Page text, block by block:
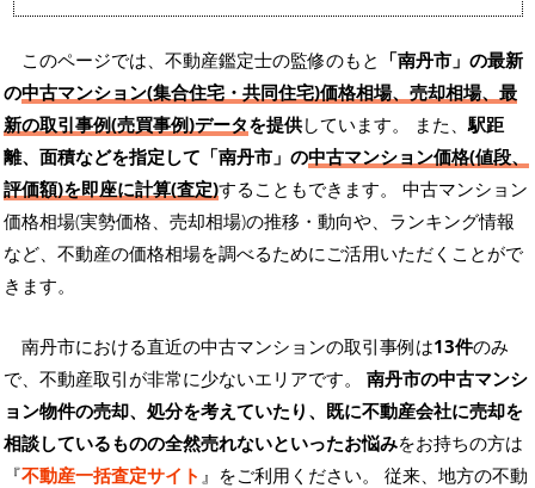
このページでは、不動産鑑定士の監修のもと 「南丹市」の最新
の中古マンション(集合住宅・共同住宅)価格相場、売却相場、最
新の取引事例(売買事例)データを提供しています。 また、 駅距
離、面積などを指定して「南丹市」の中古マンション価格(値段、
評価額)を即座に計算(査定)することもできます。 中古マンション
価格相場(実勢価格、売却相場)の推移・動向や、ランキング情報
など、不動産の価格相場を調べるためにご活用いただくことがで
きます。
南丹市における直近の中古マンションの取引事例は13件のみ
で、不動産取引が非常に少ないエリアです。 南丹市の中古マンシ
ョン物件の売却、処分を考えていたり、既に不動産会社に売却を
相談しているものの全然売れないといったお悩みをお持ちの方は
『不動産一括査定サイト 』をご利用ください。 従来、地方の不動